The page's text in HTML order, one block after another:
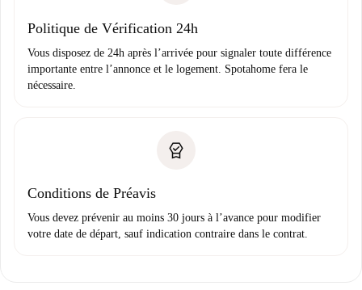
Politique de Vérification 24h
Vous disposez de 24h après l’arrivée pour signaler toute différence
importante entre l’annonce et le logement. Spotahome fera le
nécessaire.
Conditions de Préavis
Vous devez prévenir au moins 30 jours à l’avance pour modifier
votre date de départ, sauf indication contraire dans le contrat.